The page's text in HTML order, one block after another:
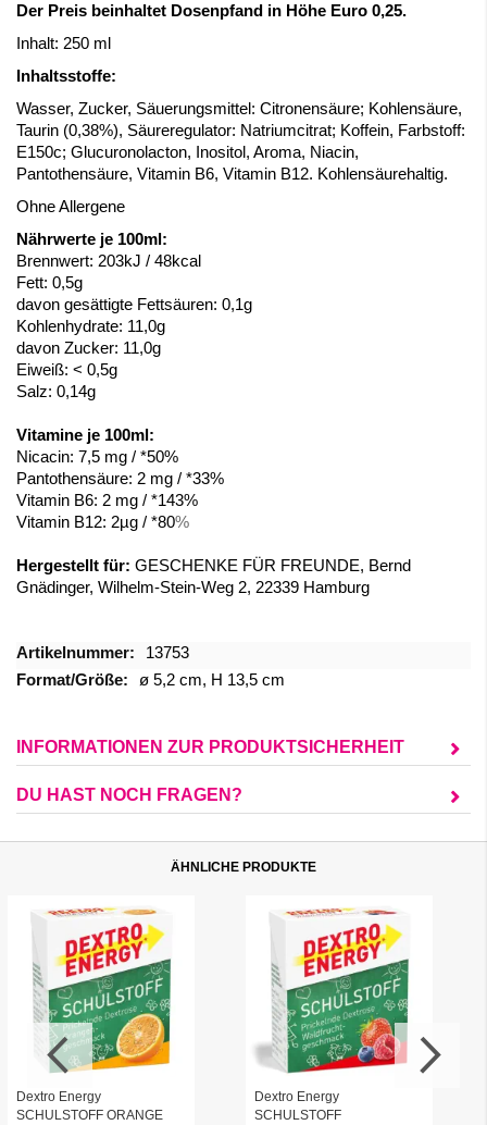
Der Preis beinhaltet Dosenpfand in Höhe Euro 0,25.
Inhalt: 250 ml
Inhaltsstoffe:
Wasser, Zucker, Säuerungsmittel: Citronensäure; Kohlensäure,
Taurin (0,38%), Säureregulator: Natriumcitrat; Koffein, Farbstoff:
E150c; Glucuronolacton, Inositol, Aroma, Niacin,
Pantothensäure, Vitamin B6, Vitamin B12. Kohlensäurehaltig.
Ohne Allergene
Nährwerte je 100ml:
Brennwert: 203kJ / 48kcal
Fett: 0,5g
davon gesättigte Fettsäuren: 0,1g
Kohlenhydrate: 11,0g
davon Zucker: 11,0g
Eiweiß: < 0,5g
Salz: 0,14g
Vitamine je 100ml:
Nicacin: 7,5 mg / *50%
Pantothensäure: 2 mg / *33%
Vitamin B6: 2 mg / *143%
Vitamin B12: 2µg / *80%
Hergestellt für: GESCHENKE FÜR FREUNDE, Bernd
Gnädinger, Wilhelm-Stein-Weg 2, 22339 Hamburg
Mehr
Informationen
13753
ø 5,2 cm, H 13,5 cm
INFORMATIONEN ZUR PRODUKTSICHERHEIT
DU HAST NOCH FRAGEN?
ÄHNLICHE PRODUKTE
Dextro Energy
SCHULSTOFF ORANGE
Dextro Energy
SCHULSTOFF